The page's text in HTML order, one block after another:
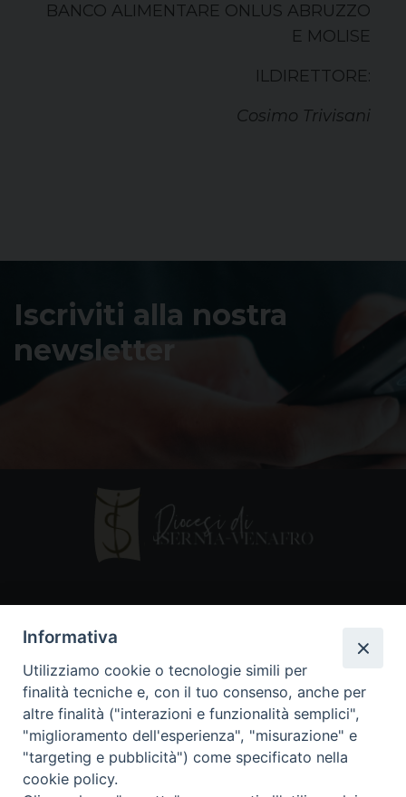
BANCO ALIMENTARE ONLUS ABRUZZO
E MOLISE
ILDIRETTORE:
Cosimo Trivisani
Iscriviti alla nostra
newsletter
86170 Isernia
086550849
segreteria@diocesiiserniavenafro.it
I nostri social
Informativa
Utilizziamo cookie o tecnologie simili per
finalità tecniche e, con il tuo consenso, anche per
altre finalità ("interazioni e funzionalità semplici",
"miglioramento dell'esperienza", "misurazione" e
"targeting e pubblicità") come specificato nella
cookie policy.